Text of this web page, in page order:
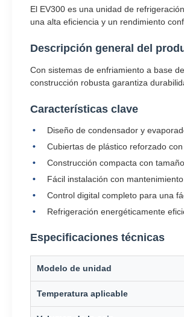
El EV300 es una unidad de
una alta eficiencia y un rendimiento
Descripción general del
Con sistemas de enfriamiento a base
construcción robusta garantiza
Características clave
Diseño de condensador y
Cubiertas de plástico reforzado
Construcción compacta con
Fácil instalación con
Control digital completo para una
Refrigeración energéticamente
Especificaciones técnicas
Modelo de unidad
Temperatura aplicable